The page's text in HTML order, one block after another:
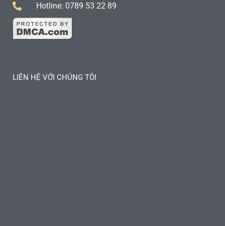
Hotline: 0789 53 22 89
LIÊN HỆ VỚI CHÚNG TÔI